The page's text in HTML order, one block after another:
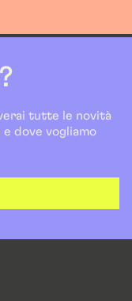
tutte le novità
dove vogliamo